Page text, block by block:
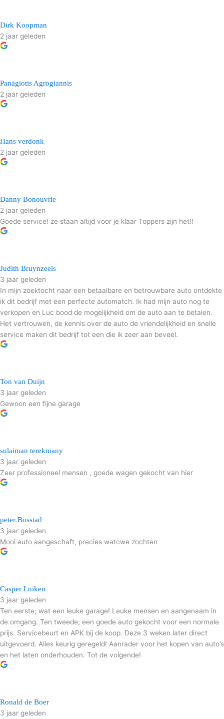
Dirk Koopman
2 jaar geleden
Panagiotis Agrogiannis
2 jaar geleden
Hans verdonk
2 jaar geleden
Danny Bonouvrie
2 jaar geleden
Goede service! ze staan altijd voor je klaar Toppers zijn het!!
Judith Bruynzeels
3 jaar geleden
In mijn zoektocht naar een betaalbare en betrouwbare auto ontdekte
ik dit bedrijf met een perfecte automatch. Ik had mijn auto nog te
verkopen en Luc bood de mogelijkheid om de auto aan te betalen.
Het vertrouwen, de kennis over de auto de vriendelijkheid en snelle
service maken dit bedrijf tot een die ik zeer aan beveel.
Ton van Duijn
3 jaar geleden
Gewoon een fijne garage
sulaiman terekmany
3 jaar geleden
Zeer professioneel mensen , goede wagen gekocht van hier
peter Bosstad
3 jaar geleden
Mooi auto aangeschaft, precies watcwe zochten
Casper Luiken
3 jaar geleden
Ten eerste; wat een leuke garage! Leuke mensen en aangenaam in
de omgang. Ten tweede; een goede auto gekocht voor een normale
prijs. Servicebeurt en APK bij de koop. Deze 3 weken later direct
uitgevoerd. Alles keurig geregeld! Aanrader voor het kopen van auto’s
en het laten onderhouden. Tot de volgende!
Ronald de Boer
3 jaar geleden